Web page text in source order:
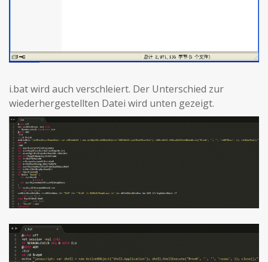
i.bat wird auch verschleiert. Der Unterschied zur
wiederhergestellten Datei wird unten gezeigt.